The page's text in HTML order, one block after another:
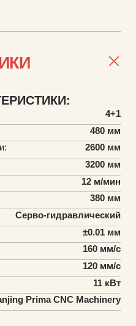
4+1
480 мм
2600 мм
3200 мм
12 м/мин
380 мм
Серво-гидравлический
±0.01 мм
160 мм/с
120 мм/с
11 кВт
Prima CNC Machinery